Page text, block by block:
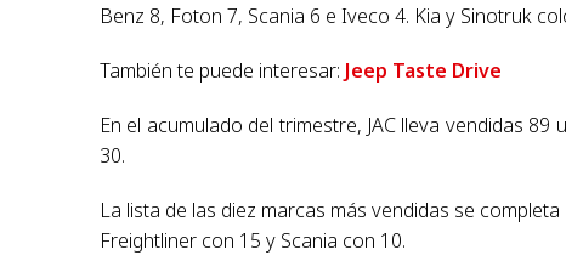
Benz 8, Foton 7, Scania 6 e Iveco 4. Kia y Sinotruk
También te puede interesar: Jeep Taste Drive
En el acumulado del trimestre, JAC lleva vendidas
30.
La lista de las diez marcas más vendidas se
Freightliner con 15 y Scania con 10.